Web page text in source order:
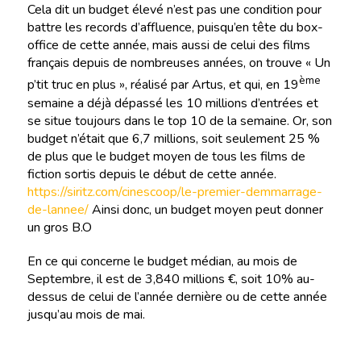
Cela dit un budget élevé n’est pas une condition pour
battre les records d’affluence, puisqu’en tête du box-
office de cette année, mais aussi de celui des films
français depuis de nombreuses années, on trouve « Un
p’tit truc en plus », réalisé par Artus, et qui, en 19ème
semaine a déjà dépassé les 10 millions d’entrées et
se situe toujours dans le top 10 de la semaine. Or, son
budget n’était que 6,7 millions, soit seulement 25 %
de plus que le budget moyen de tous les films de
fiction sortis depuis le début de cette année.
https://siritz.com/cinescoop/le-premier-demmarrage-
de-lannee/Ainsi donc, un budget moyen peut donner
un gros B.O
En ce qui concerne le budget médian, au mois de
Septembre, il est de 3,840 millions €, soit 10% au-
dessus de celui de l’année dernière ou de cette année
jusqu’au mois de mai.